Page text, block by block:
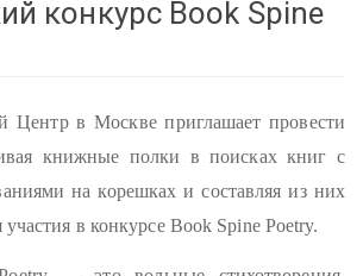
конкурс Book Spine
Центр в Москве приглашает провести
книжные полки в поисках книг с
на корешках и составляя из них
участия в конкурсе Book Spine Poetry.